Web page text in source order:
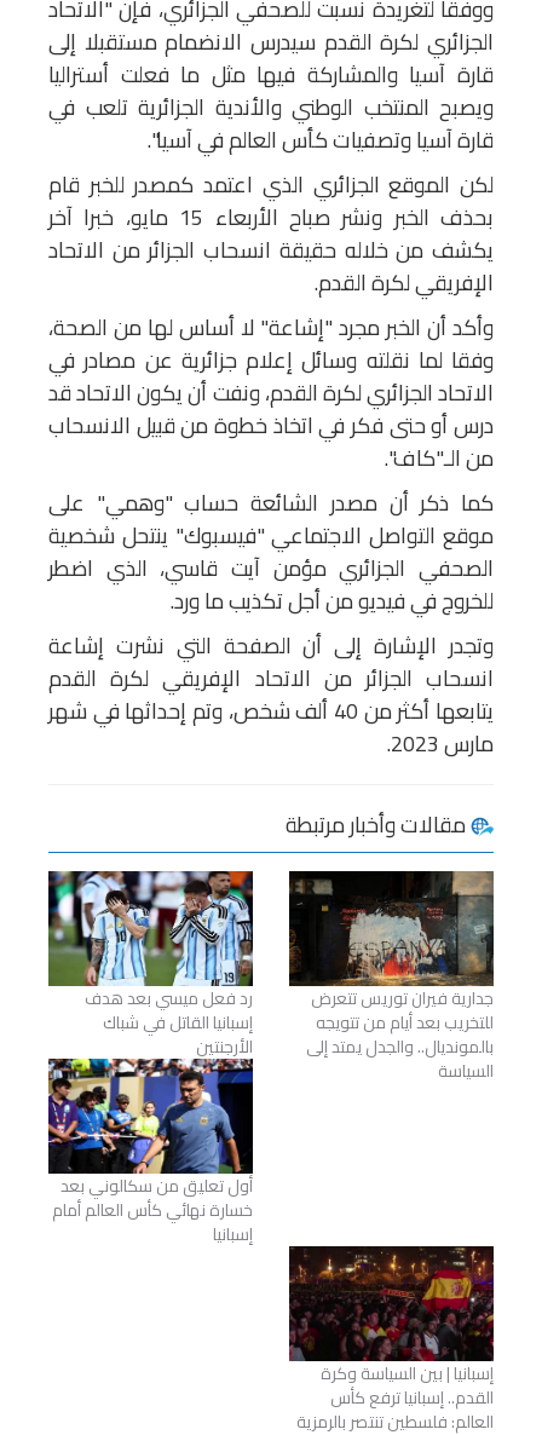
ووفقا لتغريدة نسبت للصحفي الجزائري، فإن "الاتحاد
الجزائري لكرة القدم سيدرس الانضمام مستقبلا إلى
قارة آسيا والمشاركة فيها مثل ما فعلت أستراليا
ويصبح المنتخب الوطني والأندية الجزائرية تلعب في
قارة آسيا وتصفيات كأس العالم في آسيا".
لكن الموقع الجزائري الذي اعتمد كمصدر للخبر قام
بحذف الخبر ونشر صباح الأربعاء 15 مايو، خبرا آخر
يكشف من خلاله حقيقة انسحاب الجزائر من الاتحاد
الإفريقي لكرة القدم.
وأكد أن الخبر مجرد "إشاعة" لا أساس لها من الصحة،
وفقا لما نقلته وسائل إعلام جزائرية عن مصادر في
الاتحاد الجزائري لكرة القدم، ونفت أن يكون الاتحاد قد
درس أو حتى فكر في اتخاذ خطوة من قبيل الانسحاب
من الـ"كاف".
كما ذكر أن مصدر الشائعة حساب "وهمي" على
موقع التواصل الاجتماعي "فيسبوك" ينتحل شخصية
الصحفي الجزائري مؤمن آيت قاسي، الذي اضطر
للخروج في فيديو من أجل تكذيب ما ورد.
وتجدر الإشارة إلى أن الصفحة التي نشرت إشاعة
انسحاب الجزائر من الاتحاد الإفريقي لكرة القدم
يتابعها أكثر من 40 ألف شخص، وتم إحداثها في شهر
مارس 2023.
مقالات وأخبار مرتبطة
جدارية فيران توريس تتعرض
للتخريب بعد أيام من تتويجه
بالمونديال.. والجدل يمتد إلى
السياسة
رد فعل ميسي بعد هدف
إسبانيا القاتل في شباك
الأرجنتين
أول تعليق من سكالوني بعد
خسارة نهائي كأس العالم أمام
إسبانيا
إسبانيا | بين السياسة وكرة
القدم.. إسبانيا ترفع كأس
العالم: فلسطين تنتصر بالرمزية